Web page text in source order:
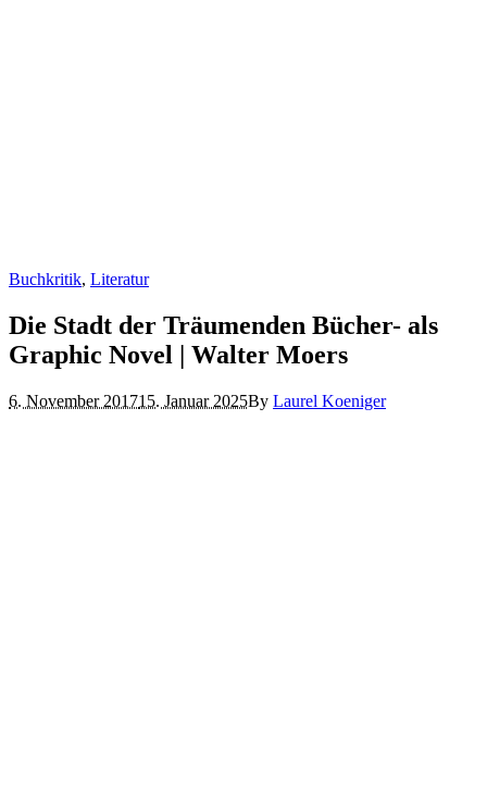
Buchkritik, Literatur
Die Stadt der Träumenden Bücher- als
Graphic Novel | Walter Moers
6. November 201715. Januar 2025By Laurel Koeniger